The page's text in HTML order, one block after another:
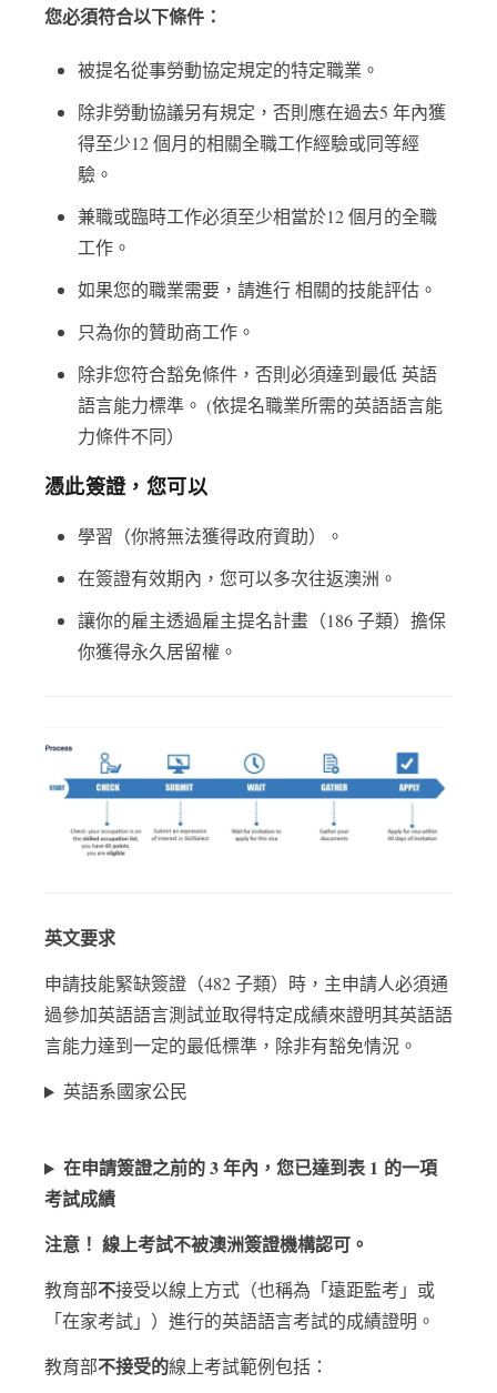
您必須符合以下條件：
被提名從事勞動協定規定的特定職業。
除非勞動協議另有規定，否則應在過去5 年內獲
得至少12 個月的相關全職工作經驗或同等經
驗。
兼職或臨時工作必須至少相當於12 個月的全職
工作。
如果您的職業需要，請進行 相關的技能評估。
只為你的贊助商工作。
除非您符合豁免條件，否則必須達到最低 英語
語言能力標準。 (依提名職業所需的英語語言能
力條件不同）
憑此簽證，您可以
學習（你將無法獲得政府資助）。
在簽證有效期內，您可以多次往返澳洲。
讓你的雇主透過雇主提名計畫（186 子類）擔保
你獲得永久居留權。
英文要求
申請技能緊缺簽證（482 子類）時，主申請人必須通
過參加英語語言測試並取得特定成績來證明其英語語
言能力達到一定的最低標準，除非有豁免情況。
英語系國家公民
在申請簽證之前的 3 年內，您已達到表 1 的一項
考試成績
注意！ 線上考試不被澳洲簽證機構認可。
教育部不接受以線上方式（也稱為「遠距監考」或
「在家考試」）進行的英語語言考試的成績證明。
教育部不接受的線上考試範例包括：